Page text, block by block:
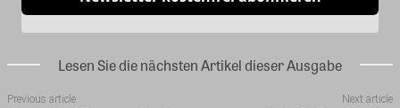
Lesen Sie die nächsten Artikel dieser Ausgabe
Previous article Next article